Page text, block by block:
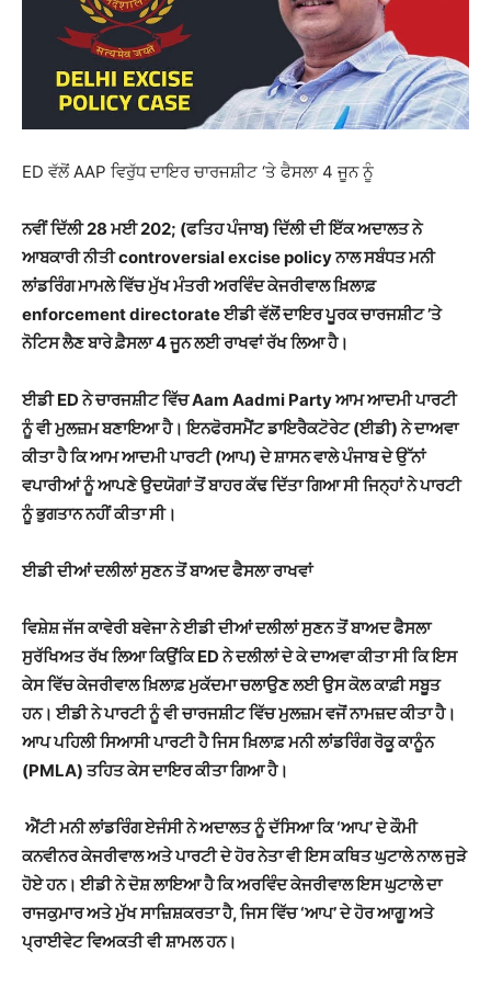
ED ਵੱਲੋਂ AAP ਵਿਰੁੱਧ ਦਾਇਰ ਚਾਰਜਸ਼ੀਟ ‘ਤੇ ਫੈਸਲਾ 4 ਜੂਨ ਨੂੰ
ਨਵੀਂ ਦਿੱਲੀ 28 ਮਈ 202; (ਫਤਿਹ ਪੰਜਾਬ) ਦਿੱਲੀ ਦੀ ਇੱਕ ਅਦਾਲਤ ਨੇ
ਆਬਕਾਰੀ ਨੀਤੀ controversial excise policy ਨਾਲ ਸਬੰਧਤ ਮਨੀ
ਲਾਂਡਰਿੰਗ ਮਾਮਲੇ ਵਿੱਚ ਮੁੱਖ ਮੰਤਰੀ ਅਰਵਿੰਦ ਕੇਜਰੀਵਾਲ ਖ਼ਿਲਾਫ਼
enforcement directorate ਈਡੀ ਵੱਲੋਂ ਦਾਇਰ ਪੂਰਕ ਚਾਰਜਸ਼ੀਟ ’ਤੇ
ਨੋਟਿਸ ਲੈਣ ਬਾਰੇ ਫ਼ੈਸਲਾ 4 ਜੂਨ ਲਈ ਰਾਖਵਾਂ ਰੱਖ ਲਿਆ ਹੈ।
ਈਡੀ ED ਨੇ ਚਾਰਜਸ਼ੀਟ ਵਿੱਚ Aam Aadmi Party ਆਮ ਆਦਮੀ ਪਾਰਟੀ
ਨੂੰ ਵੀ ਮੁਲਜ਼ਮ ਬਣਾਇਆ ਹੈ। ਇਨਫੋਰਸਮੈਂਟ ਡਾਇਰੈਕਟੋਰੇਟ (ਈਡੀ) ਨੇ ਦਾਅਵਾ
ਕੀਤਾ ਹੈ ਕਿ ਆਮ ਆਦਮੀ ਪਾਰਟੀ (ਆਪ) ਦੇ ਸ਼ਾਸਨ ਵਾਲੇ ਪੰਜਾਬ ਦੇ ਉੱਨਾਂ
ਵਪਾਰੀਆਂ ਨੂੰ ਆਪਣੇ ਉਦਯੋਗਾਂ ਤੋਂ ਬਾਹਰ ਕੱਢ ਦਿੱਤਾ ਗਿਆ ਸੀ ਜਿਨ੍ਹਾਂ ਨੇ ਪਾਰਟੀ
ਨੂੰ ਭੁਗਤਾਨ ਨਹੀਂ ਕੀਤਾ ਸੀ।
ਈਡੀ ਦੀਆਂ ਦਲੀਲਾਂ ਸੁਣਨ ਤੋਂ ਬਾਅਦ ਫੈਸਲਾ ਰਾਖਵਾਂ
ਵਿਸ਼ੇਸ਼ ਜੱਜ ਕਾਵੇਰੀ ਬਵੇਜਾ ਨੇ ਈਡੀ ਦੀਆਂ ਦਲੀਲਾਂ ਸੁਣਨ ਤੋਂ ਬਾਅਦ ਫੈਸਲਾ
ਸੁਰੱਖਿਅਤ ਰੱਖ ਲਿਆ ਕਿਉਂਕਿ ED ਨੇ ਦਲੀਲਾਂ ਦੇ ਕੇ ਦਾਅਵਾ ਕੀਤਾ ਸੀ ਕਿ ਇਸ
ਕੇਸ ਵਿੱਚ ਕੇਜਰੀਵਾਲ ਖ਼ਿਲਾਫ਼ ਮੁਕੱਦਮਾ ਚਲਾਉਣ ਲਈ ਉਸ ਕੋਲ ਕਾਫ਼ੀ ਸਬੂਤ
ਹਨ। ਈਡੀ ਨੇ ਪਾਰਟੀ ਨੂੰ ਵੀ ਚਾਰਜਸ਼ੀਟ ਵਿੱਚ ਮੁਲਜ਼ਮ ਵਜੋਂ ਨਾਮਜ਼ਦ ਕੀਤਾ ਹੈ।
ਆਪ ਪਹਿਲੀ ਸਿਆਸੀ ਪਾਰਟੀ ਹੈ ਜਿਸ ਖ਼ਿਲਾਫ਼ ਮਨੀ ਲਾਂਡਰਿੰਗ ਰੋਕੂ ਕਾਨੂੰਨ
(PMLA) ਤਹਿਤ ਕੇਸ ਦਾਇਰ ਕੀਤਾ ਗਿਆ ਹੈ।
ਐਂਟੀ ਮਨੀ ਲਾਂਡਰਿੰਗ ਏਜੰਸੀ ਨੇ ਅਦਾਲਤ ਨੂੰ ਦੱਸਿਆ ਕਿ ‘ਆਪ’ ਦੇ ਕੌਮੀ
ਕਨਵੀਨਰ ਕੇਜਰੀਵਾਲ ਅਤੇ ਪਾਰਟੀ ਦੇ ਹੋਰ ਨੇਤਾ ਵੀ ਇਸ ਕਥਿਤ ਘੁਟਾਲੇ ਨਾਲ ਜੁੜੇ
ਹੋਏ ਹਨ। ਈਡੀ ਨੇ ਦੋਸ਼ ਲਾਇਆ ਹੈ ਕਿ ਅਰਵਿੰਦ ਕੇਜਰੀਵਾਲ ਇਸ ਘੁਟਾਲੇ ਦਾ
ਰਾਜਕੁਮਾਰ ਅਤੇ ਮੁੱਖ ਸਾਜ਼ਿਸ਼ਕਰਤਾ ਹੈ, ਜਿਸ ਵਿੱਚ ‘ਆਪ’ ਦੇ ਹੋਰ ਆਗੂ ਅਤੇ
ਪ੍ਰਾਈਵੇਟ ਵਿਅਕਤੀ ਵੀ ਸ਼ਾਮਲ ਹਨ।